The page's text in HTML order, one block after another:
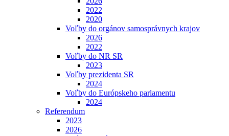
2022
2020
Voľby do orgánov samosprávnych krajov
2026
2022
Voľby do NR SR
2023
Voľby prezidenta SR
2024
Voľby do Európskeho parlamentu
2024
Referendum
2023
2026